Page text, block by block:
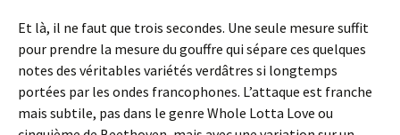
Et là, il ne faut que trois secondes. Une seule mesure suffit
pour prendre la mesure du gouffre qui sépare ces quelques
notes des véritables variétés verdâtres si longtemps
portées par les ondes francophones. L’attaque est franche
mais subtile, pas dans le genre Whole Lotta Love ou